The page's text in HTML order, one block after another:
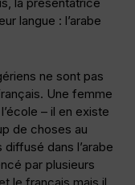
langue : l’arabe
ne sont pas
Une femme
– il en existe
de choses au
dans l’arabe
par plusieurs